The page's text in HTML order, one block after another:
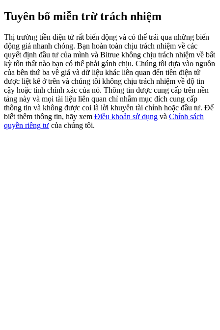
Exclusive for BitMart Users
Register & Trade to Win 500,000 USDT
Precious Metals Trading Carnival
Trade Gold & Silver · 33,333 USDT Bonus
Tuyên bố miễn trừ trách nhiệm
Thị trường tiền điện tử rất biến động và có thể trải qua những biến
động giá nhanh chóng. Bạn hoàn toàn chịu trách nhiệm về các
quyết định đầu tư của mình và Bitrue không chịu trách nhiệm về bất
kỳ tổn thất nào bạn có thể phải gánh chịu. Chúng tôi dựa vào nguồn
của bên thứ ba về giá và dữ liệu khác liên quan đến tiền điện tử
được liệt kê ở trên và chúng tôi không chịu trách nhiệm về độ tin
cậy hoặc tính chính xác của nó. Thông tin được cung cấp trên nền
tảng này và mọi tài liệu liên quan chỉ nhằm mục đích cung cấp
thông tin và không được coi là lời khuyên tài chính hoặc đầu tư. Để
biết thêm thông tin, hãy xem Điều khoản sử dụng và Chính sách
quyền riêng tư của chúng tôi.